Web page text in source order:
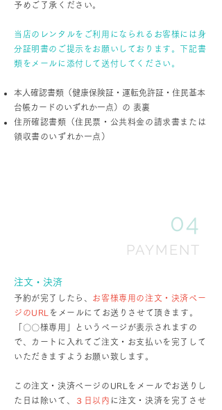
予めご了承ください。
当店のレンタルをご利用になられるお客様には身
分証明書のご提示をお願いしております。下記書
類をメールに添付して送付してください。
本人確認書類（健康保険証・運転免許証・住民基本
台帳カードのいずれか一点）の 表裏
住所確認書類（住民票・公共料金の請求書または
領収書のいずれか一点）
注文・決済
予約が完了したら、
お客様専用の注文・決済ペー
ジのURL
をメールにてお送りさせて頂きます。
「〇〇様専用」というページが表示されますの
で、カートに入れてご注文・お支払いを完了して
いただきますようお願い致します。
この注文・決済ページのURLをメールでお送りし
た日は除いて、
３日以内 に注文・決済を完了させ
04
PAYMENT